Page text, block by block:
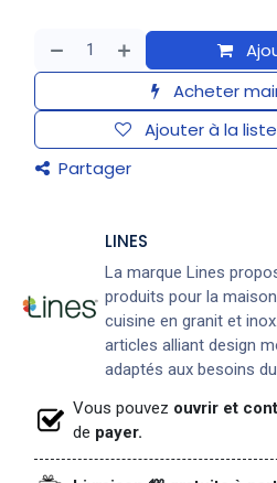
Acheter
Ajouter à la
Partager
LINES
La marque Lines
produits pour la
cuisine en granit et
articles alliant design
adaptés aux besoins
Vous pouvez ouvrir et
de payer.